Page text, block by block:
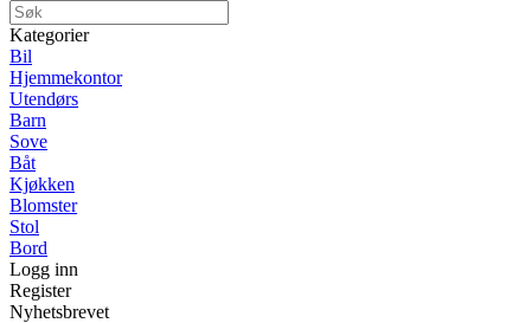
Kategorier
Bil
Hjemmekontor
Utendørs
Barn
Sove
Båt
Kjøkken
Blomster
Stol
Bord
Logg inn
Register
Nyhetsbrevet